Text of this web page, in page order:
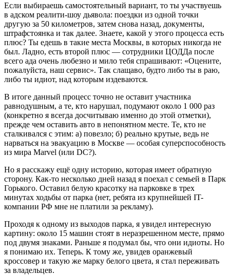
Если выбираешь самостоятельный вариант, то ты участвуешь
в адском реалити-шоу дьявола: поездки из одной точки
другую за 50 километров, затем снова назад, документы,
штрафстоянка и так далее. Знаете, какой у этого процесса есть
плюс? Ты едешь в такие места Москвы, в которых никогда не
был. Ладно, есть второй плюс — сотрудники ЦОДДа после
всего ада очень любезно и мило тебя спрашивают: «Оцените,
пожалуйста, наш сервис». Так слащаво, будто либо ты в раю,
либо ты идиот, над которым издеваются.
В итоге данный процесс точно не оставит участника
равнодушным, а те, кто нарушал, подумают около 1 000 раз
(конкретно я всегда досчитываю именно до этой отметки),
прежде чем оставить авто в непонятном месте. Те, кто не
сталкивался с этим: а) повезло; б) реально крутые, ведь не
нарваться на эвакуацию в Москве — особая суперспособность
из мира Marvel (или DC?).
Но я расскажу ещё одну историю, которая имеет обратную
сторону. Как-то несколько дней назад я поехал с семьей в Парк
Горького. Оставил белую красотку на парковке в трех
минутах ходьбы от парка (нет, ребята из крупнейшей IT-
компании РФ мне не платили за рекламу).
Проходя к одному из выходов парка, я увидел интересную
картину: около 15 машин стоят в неразрешенном месте, прямо
под двумя знаками. Раньше я подумал бы, что они идиоты. Но
я понимаю их. Теперь. К тому же, увидев оранжевый
кроссовер и такую же марку белого цвета, я стал переживать
за владельцев.